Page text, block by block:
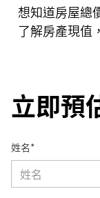
想知道房屋總
了解房產現值
立即預
姓名*